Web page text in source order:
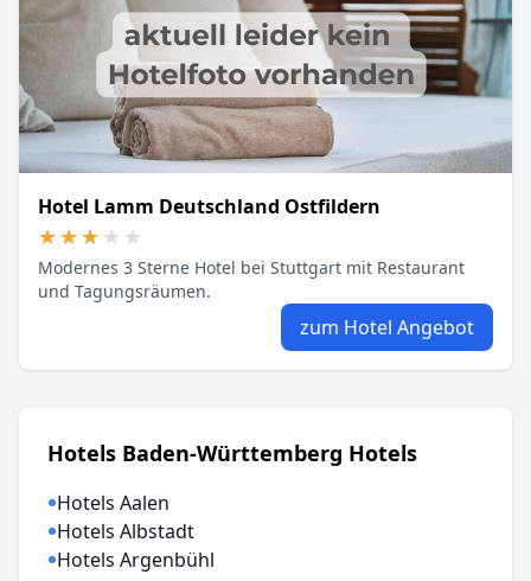
Hotel Lamm Deutschland Ostfildern
★★★★★
★★★★★
Modernes 3 Sterne Hotel bei Stuttgart mit Restaurant
und Tagungsräumen.
zum Hotel Angebot
Hotels Baden-Württemberg Hotels
Hotels Aalen
Hotels Albstadt
Hotels Argenbühl